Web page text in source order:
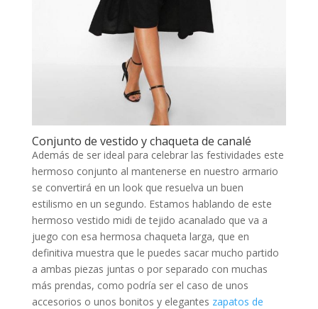
Conjunto de vestido y chaqueta de canalé
Además de ser ideal para celebrar las festividades este
hermoso conjunto al mantenerse en nuestro armario
se convertirá en un look que resuelva un buen
estilismo en un segundo. Estamos hablando de este
hermoso vestido midi de tejido acanalado que va a
juego con esa hermosa chaqueta larga, que en
definitiva muestra que le puedes sacar mucho partido
a ambas piezas juntas o por separado con muchas
más prendas, como podría ser el caso de unos
accesorios o unos bonitos y elegantes zapatos de